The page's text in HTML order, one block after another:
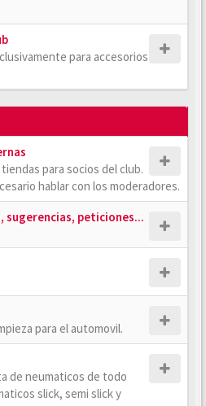
para accesorios
para socios del club.
hablar con los moderadores.
sugerencias, peticiones...
para el automovil.
de neumaticos de todo
slick, semi slick y